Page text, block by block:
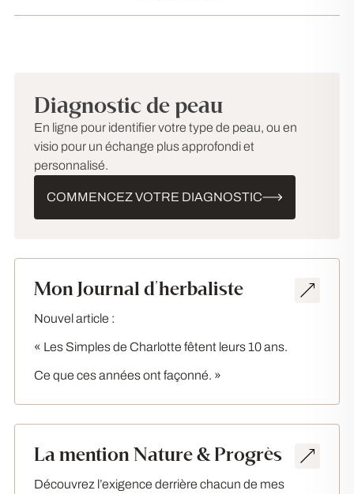
Diagnostic de peau
En ligne pour identifier votre type de peau, ou en
visio pour un échange plus approfondi et
personnalisé.
COMMENCEZ VOTRE DIAGNOSTIC
Mon Journal d'herbaliste
Nouvel article :
« Les Simples de Charlotte fêtent leurs 10 ans.
Ce que ces années ont façonné. »
La mention Nature & Progrès
Découvrez l’exigence derrière chacun de mes